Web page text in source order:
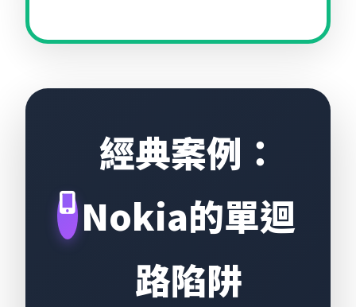
經典案例：
Nokia的單迴
路陷阱